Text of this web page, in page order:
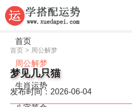
首页
周公解梦
生肖运势
首页 > 周公解梦
梦见几只猫
发布时间：2026-06-04